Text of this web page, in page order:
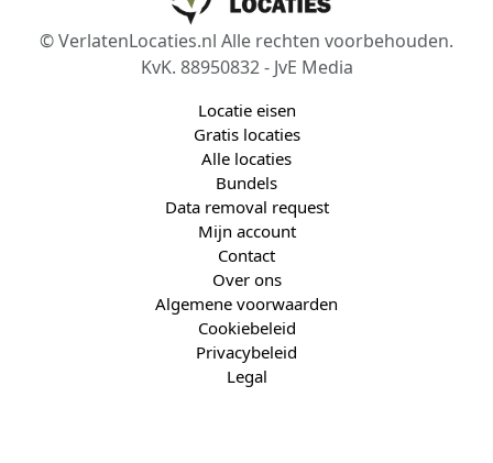
© VerlatenLocaties.nl Alle rechten voorbehouden.
KvK. 88950832 - JvE Media
Locatie eisen
Gratis locaties
Alle locaties
Bundels
Data removal request
Mijn account
Contact
Over ons
Algemene voorwaarden
Cookiebeleid
Privacybeleid
Legal